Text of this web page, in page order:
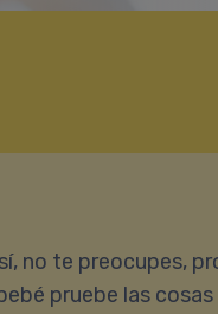
no te preocupes,
pruebe las